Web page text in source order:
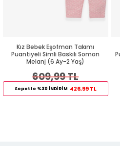
Kız Bebek Eşofman Takımı
Puantiyeli Simli Baskılı Somon
Melanj (6 Ay-2 Yaş)
609,99 TL
Sepette %30 İNDİRİM 426,99 TL